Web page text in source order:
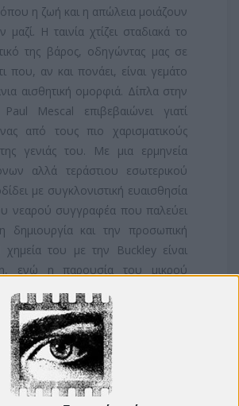
η ζωή και η απώλεια μοιάζουν
Η ταινία χτίζει σταδιακά το
της βάρος, οδηγώντας μας σε
που, αν και πονάει, είναι γεμάτο
αισθητική ομορφιά. Δίπλα στην
Mescal επιβεβαιώνει γιατί
από τους πιο χαρισματικούς
γενιάς του. Με μια ερμηνεία
αλλά τεράστιου εσωτερικού
με συγκλονιστική ευαισθησία
νεαρού συγγραφέα που παλεύει
δημιουργία και την προσωπική
χημεία του με την Buckley είναι
ενώ η παρουσία του μικρού
βάρος στην απώλεια. Η αθωότητά
επερχόμενο σπαραγμό να μοιάζει
συμπληρώνοντας αυτό
πανέμορφο ψηφιδωτό.